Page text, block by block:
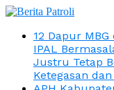
12 Dapur
IPAL
Justru Tetap
Ketegasan